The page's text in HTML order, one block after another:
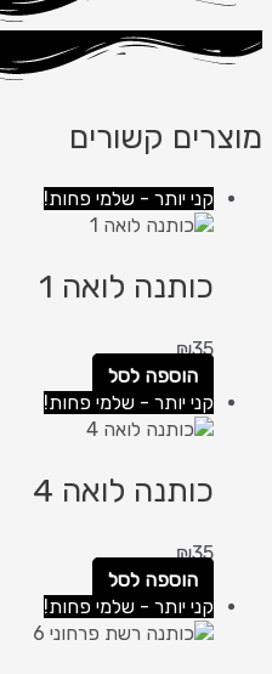
מוצרים קשורים
קני יותר - שלמי פחות!
כותנה לואה 1
₪35
הוספה לסל
קני יותר - שלמי פחות!
כותנה לואה 4
₪35
הוספה לסל
קני יותר - שלמי פחות!